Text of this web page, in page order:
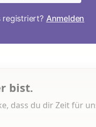
registriert? Anmelden
bist.
dass du dir Zeit für